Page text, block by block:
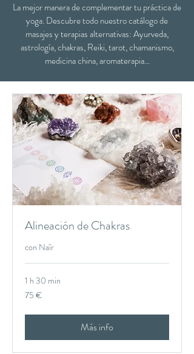
La mejor manera de complementar tu práctica de
yoga. Descubre todo nuestro catálogo de
masajes y terapias alternativas: Ayurveda,
astrología, chakras, Reiki, tarot, chamanismo,
medicina china, aromaterapia...
Alineación de Chakras
con Naïr
1 h 30 min
75
euros
75 €
Más info